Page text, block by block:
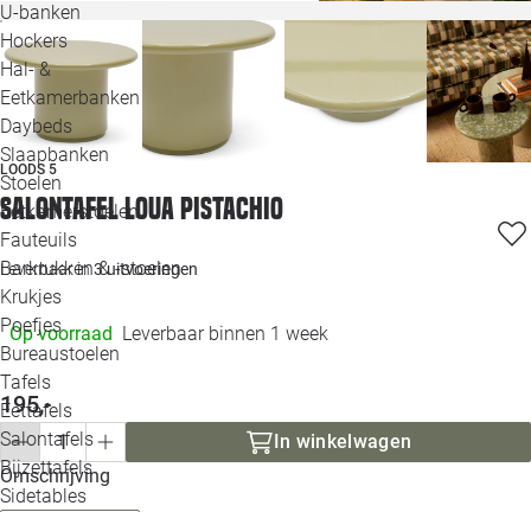
U-banken
Hockers
Hal- &
Eetkamerbanken
Daybeds
Slaapbanken
Stoelen
Eetkamerstoelen
Fauteuils
Barkrukken & -stoelen
Krukjes
Poefjes
Bureaustoelen
Tafels
Eettafels
Salontafels
Bijzettafels
Sidetables
LOODS 5
Salontafel Loua pistachio
Leverbaar in3 uitvoeringen
Op voorraad Leverbaar binnen 1 week
195,-
In winkelwagen
Omschrijving